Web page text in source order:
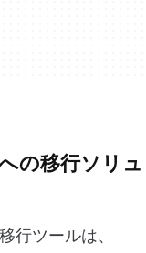
の移行ソリュ
行ツールは、